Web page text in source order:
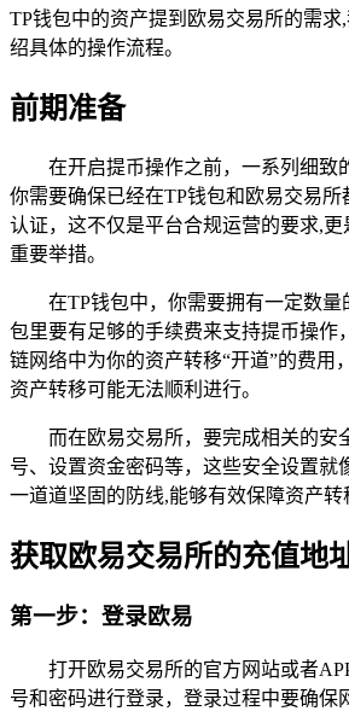
TP钱包中的资产提到欧易交易所的需
绍具体的操作流程。
前期准备
在开启提币操作之前，一系列细致
你需要确保已经在TP钱包和欧易交易所
认证，这不仅是平台合规运营的要求,
重要举措。
在TP钱包中，你需要拥有一定数量
包里要有足够的手续费来支持提币操作
链网络中为你的资产转移“开道”的费用
资产转移可能无法顺利进行。
而在欧易交易所，要完成相关的安
号、设置资金密码等，这些安全设置就
一道道坚固的防线,能够有效保障资产转
获取欧易交易所的充值地
第一步：登录欧易
打开欧易交易所的官方网站或者
号和密码进行登录，登录过程中要确保